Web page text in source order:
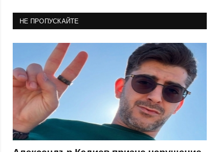
НЕ ПРОПУСКАЙТЕ